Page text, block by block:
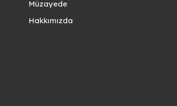
Müzayede
Hakkımızda